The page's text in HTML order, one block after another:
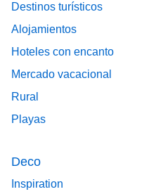
Destinos turísticos
Alojamientos
Hoteles con encanto
Mercado vacacional
Rural
Playas
Deco
Inspiration